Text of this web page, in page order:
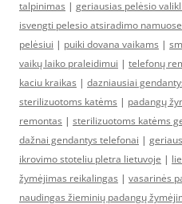
talpinimas | geriausias pelėsio
isvengti pelesio atsiradimo namuose
pelėsiui | puiki dovana vaikams |
vaikų laiko praleidimui | telefonų
kaciu kraikas | dazniausiai
sterilizuotoms katėms | padangų
remontas | sterilizuotoms katėms
dažnai gendantys telefonai |
ikrovimo stoteliu pletra lietuvoje |
žymėjimas reikalingas | vasarinės
naudingas žieminių padangų